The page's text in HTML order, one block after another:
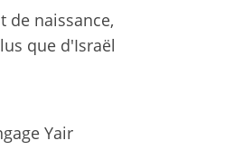
de naissance,
que d'Israël
Yair